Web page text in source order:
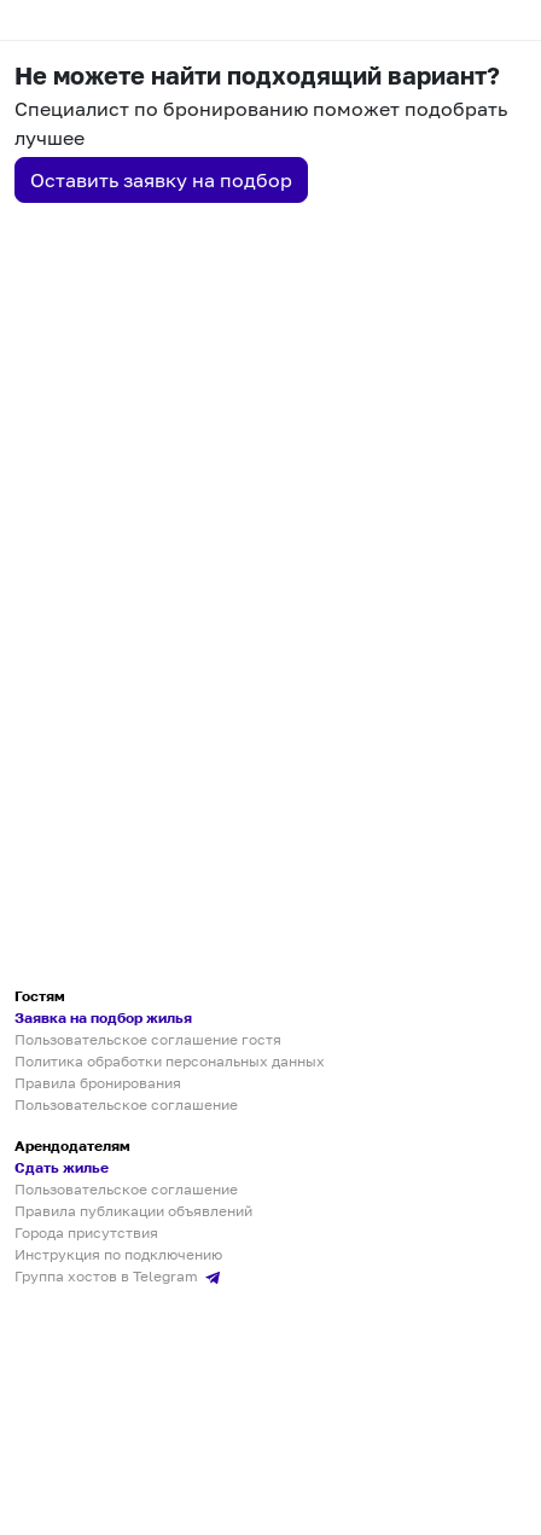
Не можете найти подходящий вариант?
Специалист по бронированию поможет подобрать
лучшее
Оставить заявку на подбор
Гостям
Заявка на подбор жилья
Пользовательское соглашение гостя
Политика обработки персональных данных
Правила бронирования
Пользовательское соглашение
Арендодателям
Сдать жилье
Пользовательское соглашение
Правила публикации объявлений
Города присутствия
Инструкция по подключению
Группа хостов в Telegram